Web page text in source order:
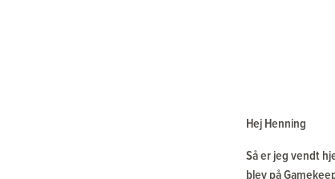
Hej Henning
Så er jeg vendt
blev på